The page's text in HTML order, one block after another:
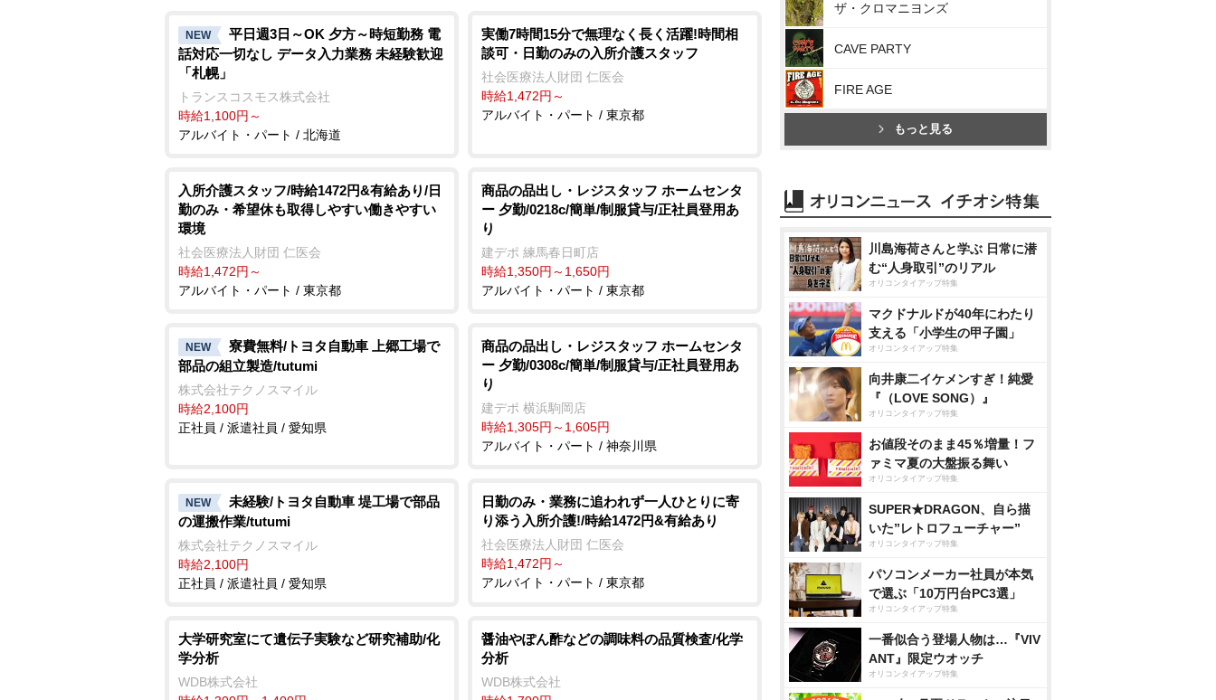
t
e
NEW
平日週3日～OK 夕方～時短勤務 電
話対応一切なし データ入力業務 未経験歓迎
「札幌」
トランスコスモス株式会社
時給1,100円～
アルバイト・パート / 北海道
実働7時間15分で無理なく長く活躍!時間相
談可・日勤のみの入所介護スタッフ
社会医療法人財団 仁医会
時給1,472円～
アルバイト・パート / 東京都
入所介護スタッフ/時給1472円&有給あり/日
勤のみ・希望休も取得しやすい働きやすい
環境
社会医療法人財団 仁医会
時給1,472円～
アルバイト・パート / 東京都
商品の品出し・レジスタッフ ホームセンタ
ー 夕勤/0218c/簡単/制服貸与/正社員登用あ
り
建デポ 練馬春日町店
時給1,350円～1,650円
アルバイト・パート / 東京都
NEW
寮費無料/トヨタ自動車 上郷工場で
部品の組立製造/tutumi
株式会社テクノスマイル
時給2,100円
正社員 / 派遣社員 / 愛知県
商品の品出し・レジスタッフ ホームセンタ
ー 夕勤/0308c/簡単/制服貸与/正社員登用あ
り
建デポ 横浜駒岡店
時給1,305円～1,605円
アルバイト・パート / 神奈川県
NEW
未経験/トヨタ自動車 堤工場で部品
の運搬作業/tutumi
株式会社テクノスマイル
時給2,100円
正社員 / 派遣社員 / 愛知県
日勤のみ・業務に追われず一人ひとりに寄
り添う入所介護!/時給1472円&有給あり
社会医療法人財団 仁医会
時給1,472円～
アルバイト・パート / 東京都
大学研究室にて遺伝子実験など研究補助/化
学分析
WDB株式会社
醤油やぽん酢などの調味料の品質検査/化学
分析
WDB株式会社
ザ・クロマニヨンズ
CAVE PARTY
FIRE AGE
もっと見る
川島海荷さんと学ぶ 日常に潜
む“人身取引”のリアル
オリコンタイアップ特集
マクドナルドが40年にわたり
支える「小学生の甲子園」
オリコンタイアップ特集
向井康二イケメンすぎ！純愛
『（LOVE SONG）』
オリコンタイアップ特集
お値段そのまま45％増量！フ
ァミマ夏の大盤振る舞い
オリコンタイアップ特集
SUPER★DRAGON、自ら描
いた”レトロフューチャー”
オリコンタイアップ特集
パソコンメーカー社員が本気
で選ぶ「10万円台PC3選」
オリコンタイアップ特集
一番似合う登場人物は…『VIV
ANT』限定ウオッチ
オリコンタイアップ特集